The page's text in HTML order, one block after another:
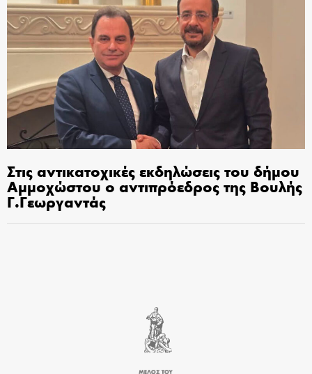
Στις αντικατοχικές εκδηλώσεις του δήμου
Αμμοχώστου ο αντιπρόεδρος της Βουλής
Γ.Γεωργαντάς